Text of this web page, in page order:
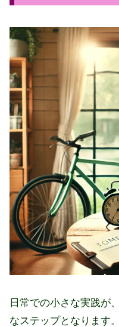
日常での小さな実践が
なステップとなります。